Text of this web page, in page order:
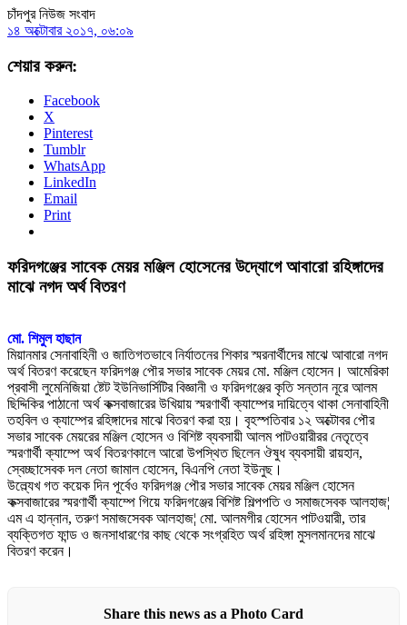
চাঁদপুর নিউজ সংবাদ
১৪ অক্টোবার ২০১৭, ০৬:০৯
শেয়ার করুন:
Facebook
X
Pinterest
Tumblr
WhatsApp
LinkedIn
Email
Print
ফরিদগঞ্জের সাবেক মেয়র মঞ্জিল হোসেনের উদ্যোগে আবারো রহিঙ্গাদের
মাঝে নগদ অর্থ বিতরণ
মো. শিমুল হাছান
মিয়ানমার সেনাবাহিনী ও জাতিগতভাবে নির্যাতনের শিকার স্মরনার্থীদের মাঝে আবারো নগদ
অর্থ বিতরণ করেছেন ফরিদগঞ্জ পৌর সভার সাবেক মেয়র মো. মঞ্জিল হোসেন। আমেরিকা
প্রবাসী লুমেনিজিয়া ষ্টেট ইউনিভার্সিটির বিজ্ঞানী ও ফরিদগঞ্জের কৃতি সন্তান নূরে আলম
ছিদ্দিকির পাঠানো অর্থ কক্সবাজারের উখিয়ায় স্মরণার্থী ক্যাম্পের দায়িত্বে থাকা সেনাবাহিনী
তহবিল ও ক্যাম্পের রহিঙ্গাদের মাঝে বিতরণ করা হয়। বৃহস্পতিবার ১২ অক্টোবর পৌর
সভার সাবেক মেয়রের মঞ্জিল হোসেন ও বিশিষ্ট ব্যবসায়ী আলম পাটওয়ারীরর নেতৃত্বে
স্মরণার্থী ক্যাম্পে অর্থ বিতরণকালে আরো উপস্থিত ছিলেন ঔষুধ ব্যবসায়ী রায়হান,
স্বেচ্ছাসেবক দল নেতা জামাল হোসেন, বিএনপি নেতা ইউনুছ।
উল্ল্যেখ গত কয়েক দিন পূর্বেও ফরিদগঞ্জ পৌর সভার সাবেক মেয়র মঞ্জিল হোসেন
কক্সবাজারের স্মরণার্থী ক্যাম্পে গিয়ে ফরিদগঞ্জের বিশিষ্ট শিল্পপতি ও সমাজসেবক আলহাজ¦
এম এ হান্নান, তরুণ সমাজসেবক আলহাজ¦ মো. আলমগীর হোসেন পাটওয়ারী, তার
ব্যক্তিগত ফান্ড ও জনসাধারণের কাছ থেকে সংগ্রহিত অর্থ রহিঙ্গা মুসলমানদের মাঝে
বিতরণ করেন।
Share this news as a Photo Card